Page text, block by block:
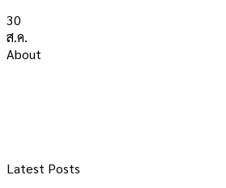
30
ส.ค.
About
Latest Posts